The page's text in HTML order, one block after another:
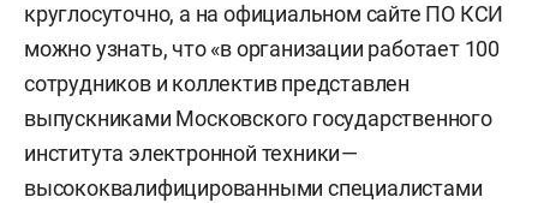
круглосуточно, а на официальном сайте ПО КСИ
можно узнать, что «в организации работает 100
сотрудников и коллектив представлен
выпускниками Московского государственного
института электронной техники —
высококвалифицированными специалистами